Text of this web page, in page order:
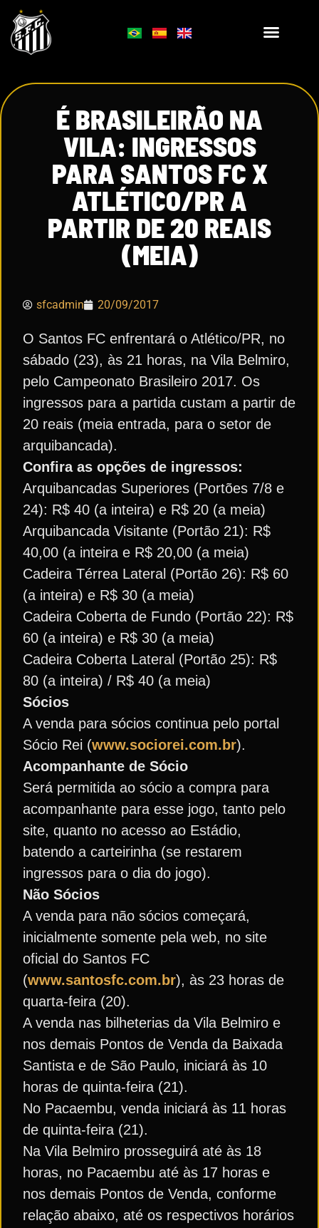
É BRASILEIRÃO NA
VILA: INGRESSOS
PARA SANTOS FC X
ATLÉTICO/PR A
PARTIR DE 20 REAIS
(MEIA)
sfcadmin 20/09/2017
O Santos FC enfrentará o Atlético/PR, no
sábado (23), às 21 horas, na Vila Belmiro,
pelo Campeonato Brasileiro 2017. Os
ingressos para a partida custam a partir de
20 reais (meia entrada, para o setor de
arquibancada).
Confira as opções de ingressos:
Arquibancadas Superiores (Portões 7/8 e
24): R$ 40 (a inteira) e R$ 20 (a meia)
Arquibancada Visitante (Portão 21): R$
40,00 (a inteira e R$ 20,00 (a meia)
Cadeira Térrea Lateral (Portão 26): R$ 60
(a inteira) e R$ 30 (a meia)
Cadeira Coberta de Fundo (Portão 22): R$
60 (a inteira) e R$ 30 (a meia)
Cadeira Coberta Lateral (Portão 25): R$
80 (a inteira) / R$ 40 (a meia)
Sócios
A venda para sócios continua pelo portal
Sócio Rei (www.sociorei.com.br).
Acompanhante de Sócio
Será permitida ao sócio a compra para
acompanhante para esse jogo, tanto pelo
site, quanto no acesso ao Estádio,
batendo a carteirinha (se restarem
ingressos para o dia do jogo).
Não Sócios
A venda para não sócios começará,
inicialmente somente pela web, no site
oficial do Santos FC
(www.santosfc.com.br), às 23 horas de
quarta-feira (20).
A venda nas bilheterias da Vila Belmiro e
nos demais Pontos de Venda da Baixada
Santista e de São Paulo, iniciará às 10
horas de quinta-feira (21).
No Pacaembu, venda iniciará às 11 horas
de quinta-feira (21).
Na Vila Belmiro prosseguirá até às 18
horas, no Pacaembu até às 17 horas e
nos demais Pontos de Venda, conforme
relação abaixo, até os respectivos horários